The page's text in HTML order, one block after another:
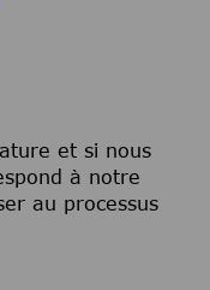
et si nous
à notre
au processus